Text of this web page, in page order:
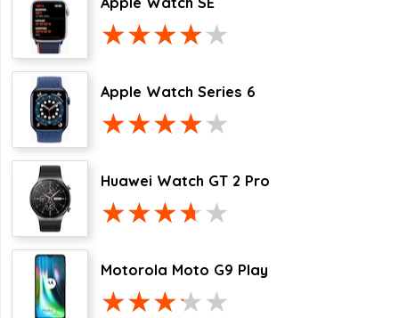
Apple Watch Series 6
Huawei Watch GT 2 Pro
Motorola Moto G9 Play